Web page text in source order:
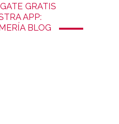
GRATIS
APP:
BLOG